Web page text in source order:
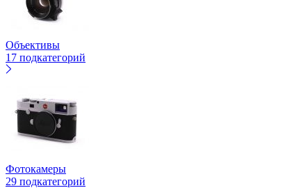
Объективы
17 подкатегорий
Фотокамеры
29 подкатегорий